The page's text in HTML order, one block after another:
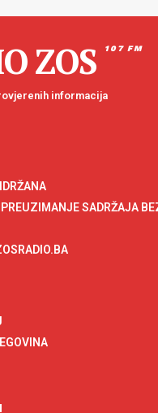
ZOS 107 FM
informacija
SADRŽAJA